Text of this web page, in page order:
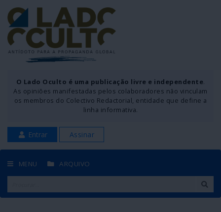
O Lado Oculto é uma publicação livre e independente.
As opiniões manifestadas pelos colaboradores não vinculam
os membros do Colectivo Redactorial, entidade que define a
linha informativa.
Entrar Assinar
MENU ARQUIVO